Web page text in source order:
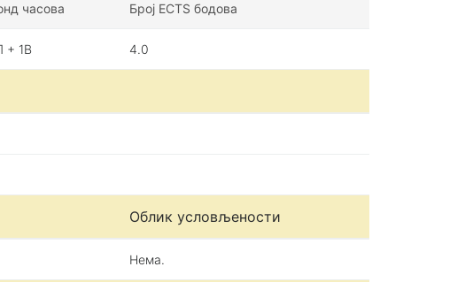
часова Број ECTS бодова
+ 1В 4.0
Облик условљености
Нема.